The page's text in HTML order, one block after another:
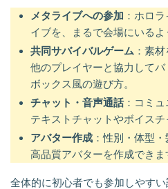
メタライブへの参加 ：ホロ
イブを、まるで会場にいるよ
共同サバイバルゲーム ：素
他のプレイヤーと協力して
ボックス風の遊び方。
チャット・音声通話：コミュ
テキストチャットやボイスチ
アバター作成 ：性別・体型
高品質アバターを作成できま
全体的に初心者でも参加しやす